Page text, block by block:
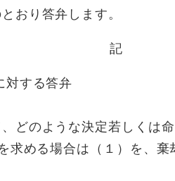
おり答弁します。
記
する答弁
のような決定若しくは命
求める場合は（１）を、棄
ださい